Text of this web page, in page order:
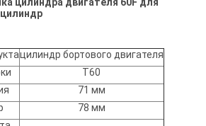
цилиндра двигателя 60F для
цилиндр бортового двигателя
Т60
71 мм
78 мм